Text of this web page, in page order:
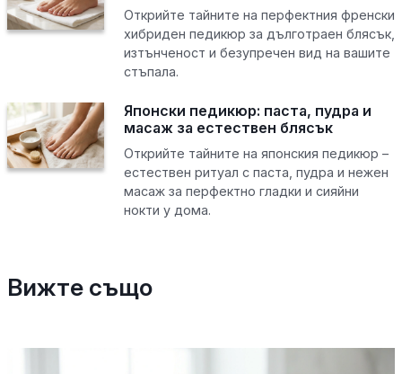
Открийте тайните на перфектния френски
хибриден педикюр за дълготраен блясък,
изтънченост и безупречен вид на вашите
стъпала.
Японски педикюр: паста, пудра и
масаж за естествен блясък
Открийте тайните на японския педикюр –
естествен ритуал с паста, пудра и нежен
масаж за перфектно гладки и сияйни
нокти у дома.
Вижте също